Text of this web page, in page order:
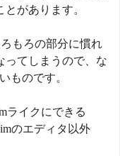
があります。
もろの部分に慣れ
ってしまうので、な
ものです。
ライクにできる
のエディタ以外